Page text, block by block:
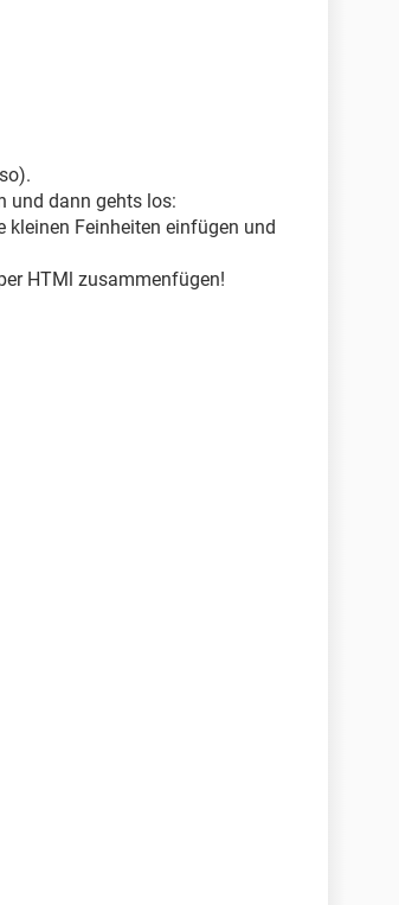
und dann gehts los:
kleinen Feinheiten einfügen und
HTMl zusammenfügen!